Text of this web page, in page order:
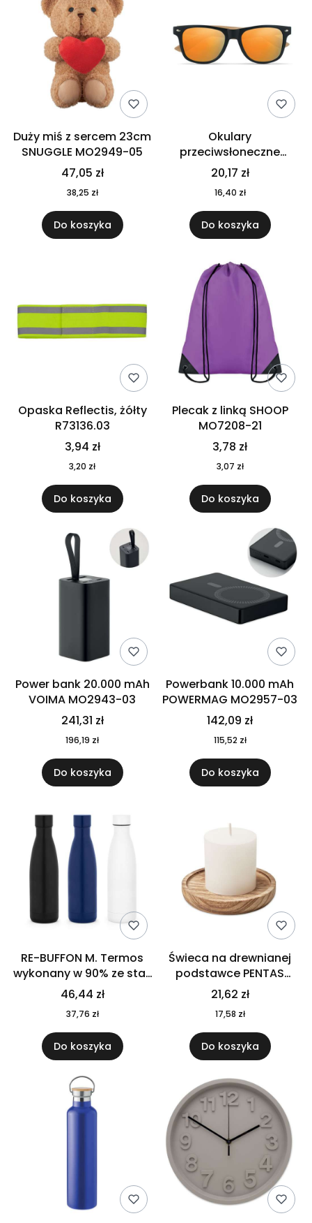
Duży miś z sercem 23cm
SNUGGLE MO2949-05
47,05 zł
38,25 zł
Do koszyka
Okulary
przeciwsłoneczne
CALIFORNIA TOUCH
MO9617-10
20,17 zł
16,40 zł
Do koszyka
Opaska Reflectis, żółty
R73136.03
3,94 zł
3,20 zł
Do koszyka
Plecak z linką SHOOP
MO7208-21
3,78 zł
3,07 zł
Do koszyka
Power bank 20.000 mAh
VOIMA MO2943-03
241,31 zł
196,19 zł
Do koszyka
Powerbank 10.000 mAh
POWERMAG MO2957-03
142,09 zł
115,52 zł
Do koszyka
RE-BUFFON M. Termos
wykonany w 90% ze stali
nierdzewnej
pochodzącej z
recyklingu 520 ml 94294
46,44 zł
37,76 zł
Do koszyka
Świeca na drewnianej
podstawce PENTAS
MO6282-40
21,62 zł
17,58 zł
Do koszyka